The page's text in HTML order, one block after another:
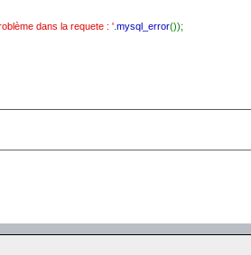
dans la requete : ' mysql_error());